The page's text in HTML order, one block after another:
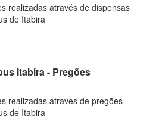
realizadas através de dispensas
de Itabira
Itabira - Pregões
realizadas através de pregões
de Itabira